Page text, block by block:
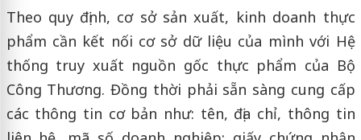
Theo quy định, cơ sở sản xuất, kinh doanh thực
phẩm cần kết nối cơ sở dữ liệu của mình với Hệ
thống truy xuất nguồn gốc thực phẩm của Bộ
Công Thương. Đồng thời phải sẵn sàng cung cấp
các thông tin cơ bản như: tên, địa chỉ, thông tin